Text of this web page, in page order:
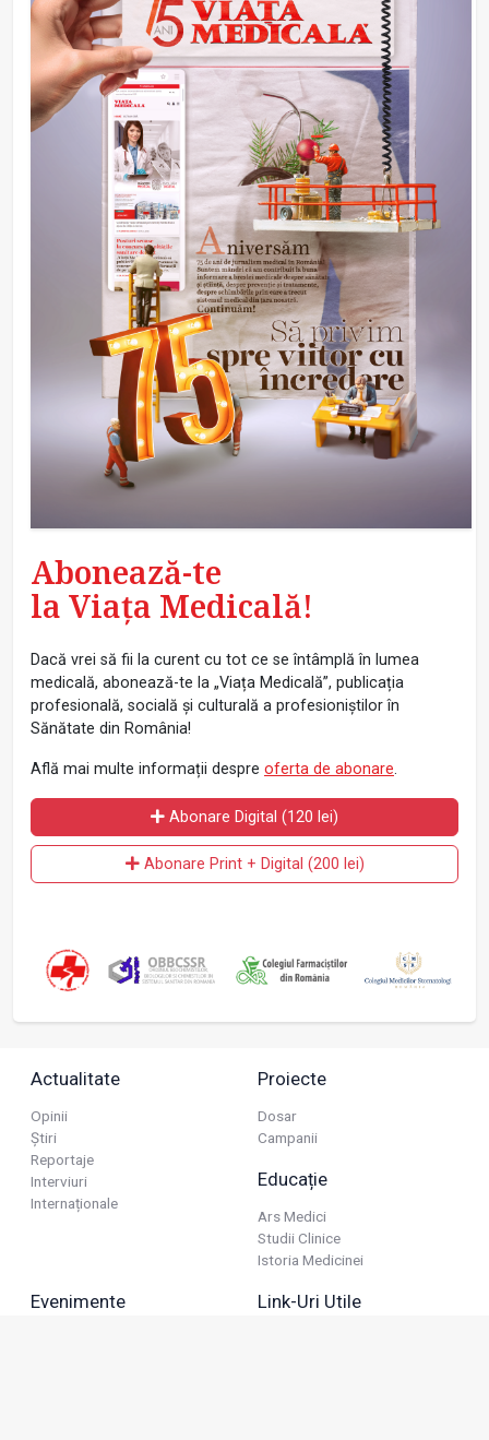
Abonează-te
la Viața Medicală!
Dacă vrei să fii la curent cu tot ce se întâmplă în lumea
medicală, abonează-te la „Viața Medicală”, publicația
profesională, socială și culturală a profesioniștilor în
Sănătate din România!
Află mai multe informații despre oferta de abonare.
Abonare Digital (120 lei)
Abonare Print + Digital (200 lei)
Actualitate
Opinii
Știri
Reportaje
Interviuri
Internaționale
Proiecte
Dosar
Campanii
Educație
Ars Medici
Studii Clinice
Istoria Medicinei
Evenimente Link-Uri Utile